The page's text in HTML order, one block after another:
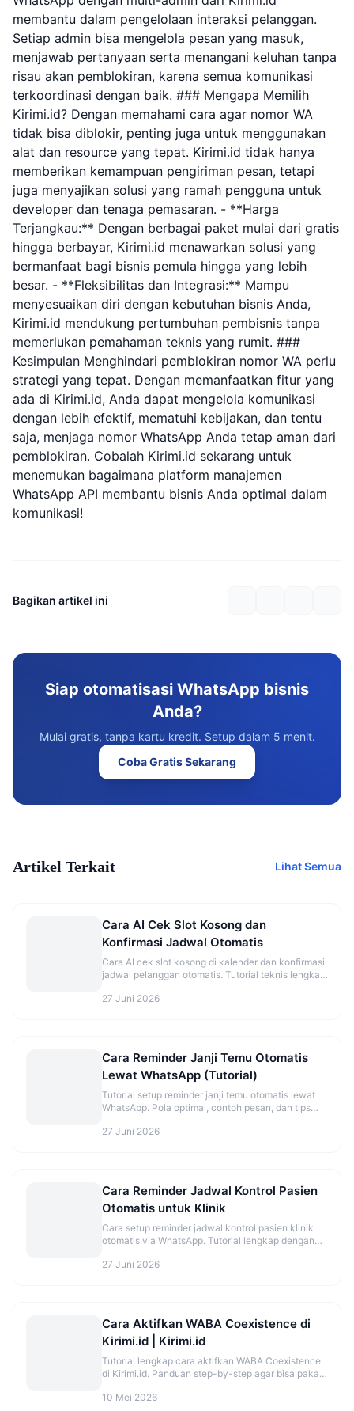
membantu dalam pengelolaan interaksi pelanggan.
Setiap admin bisa mengelola pesan yang masuk,
menjawab pertanyaan serta menangani keluhan tanpa
risau akan pemblokiran, karena semua komunikasi
terkoordinasi dengan baik. ### Mengapa Memilih
Kirimi.id? Dengan memahami cara agar nomor WA
tidak bisa diblokir, penting juga untuk menggunakan
alat dan resource yang tepat. Kirimi.id tidak hanya
memberikan kemampuan pengiriman pesan, tetapi
juga menyajikan solusi yang ramah pengguna untuk
developer dan tenaga pemasaran. - **Harga
Terjangkau:** Dengan berbagai paket mulai dari gratis
hingga berbayar, Kirimi.id menawarkan solusi yang
bermanfaat bagi bisnis pemula hingga yang lebih
besar. - **Fleksibilitas dan Integrasi:** Mampu
menyesuaikan diri dengan kebutuhan bisnis Anda,
Kirimi.id mendukung pertumbuhan pembisnis tanpa
memerlukan pemahaman teknis yang rumit. ###
Kesimpulan Menghindari pemblokiran nomor WA perlu
strategi yang tepat. Dengan memanfaatkan fitur yang
ada di Kirimi.id, Anda dapat mengelola komunikasi
dengan lebih efektif, mematuhi kebijakan, dan tentu
saja, menjaga nomor WhatsApp Anda tetap aman dari
pemblokiran. Cobalah Kirimi.id sekarang untuk
menemukan bagaimana platform manajemen
WhatsApp API membantu bisnis Anda optimal dalam
komunikasi!
Bagikan artikel ini
Siap otomatisasi WhatsApp bisnis
Anda?
Mulai gratis, tanpa kartu kredit. Setup dalam 5 menit.
Coba Gratis Sekarang
Artikel Terkait Lihat Semua
Cara AI Cek Slot Kosong dan
Konfirmasi Jadwal Otomatis
Cara AI cek slot kosong di kalender dan konfirmasi
jadwal pelanggan otomatis. Tutorial teknis lengkap
27 Juni 2026
Cara Reminder Janji Temu Otomatis
Lewat WhatsApp (Tutorial)
Tutorial setup reminder janji temu otomatis lewat
WhatsApp. Pola optimal, contoh pesan, dan tips
27 Juni 2026
Cara Reminder Jadwal Kontrol Pasien
Otomatis untuk Klinik
Cara setup reminder jadwal kontrol pasien klinik
otomatis via WhatsApp. Tutorial lengkap dengan
27 Juni 2026
Cara Aktifkan WABA Coexistence di
Kirimi.id | Kirimi.id
Tutorial lengkap cara aktifkan WABA Coexistence
di Kirimi.id. Panduan step-by-step agar bisa pakai
10 Mei 2026